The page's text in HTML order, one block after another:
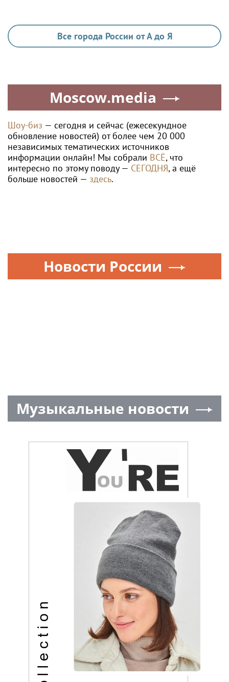
Все города России от А до Я
Moscow.media
Шоу-биз — сегодня и сейчас (ежесекундное
обновление новостей) от более чем 20 000
независимых тематических источников
информации онлайн! Мы собрали ВСЁ, что
интересно по этому поводу — СЕГОДНЯ, а ещё
больше новостей — здесь.
Новости России
Музыкальные новости